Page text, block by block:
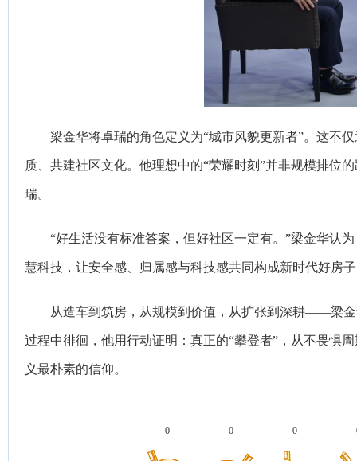
梁金华将卓瑞的角色定义为“城市风貌更新者”。这不
质、共建社区文化。他理想中的“荣耀时刻”并非规模排位
瑞。
“好生活没有标准答案，但好社区一定有。”梁金华认
慧科技，让安全感、归属感与科技感共同构成新时代好房
从造车到筑房，从规模到价值，从扩张到深耕——梁
过程中徘徊，他用行动证明：真正的“攀登者”，从不畏惧
义最朴素的信仰。
0 0 0